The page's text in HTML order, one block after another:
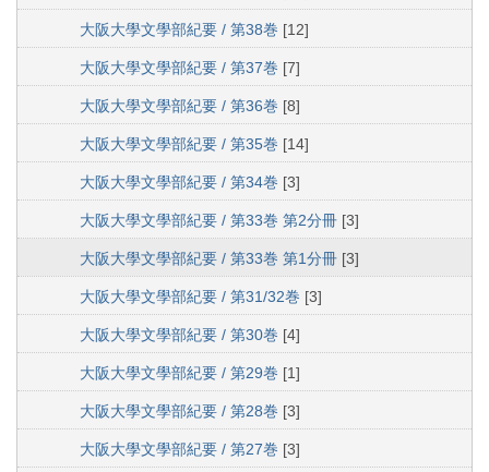
大阪大學文學部紀要 / 第38巻 [12]
大阪大學文學部紀要 / 第37巻 [7]
大阪大學文學部紀要 / 第36巻 [8]
大阪大學文學部紀要 / 第35巻 [14]
大阪大學文學部紀要 / 第34巻 [3]
大阪大學文學部紀要 / 第33巻 第2分冊 [3]
大阪大學文學部紀要 / 第33巻 第1分冊 [3]
大阪大學文學部紀要 / 第31/32巻 [3]
大阪大學文學部紀要 / 第30巻 [4]
大阪大學文學部紀要 / 第29巻 [1]
大阪大學文學部紀要 / 第28巻 [3]
大阪大學文學部紀要 / 第27巻 [3]